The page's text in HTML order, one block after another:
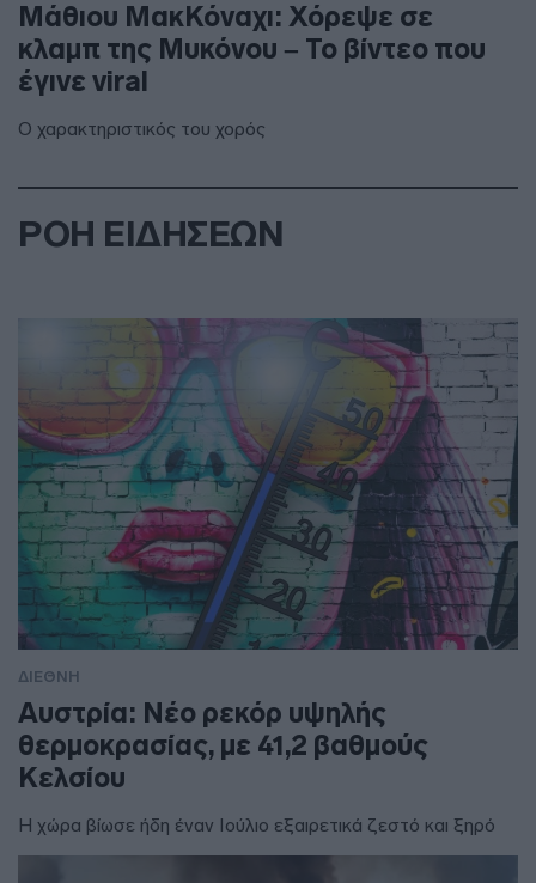
Μάθιου ΜακΚόναχι: Χόρεψε σε
κλαμπ της Μυκόνου – Το βίντεο που
έγινε viral
Ο χαρακτηριστικός του χορός
ΡΟΗ ΕΙΔΗΣΕΩΝ
ΔΙΕΘΝΗ
Αυστρία: Νέο ρεκόρ υψηλής
θερμοκρασίας, με 41,2 βαθμούς
Κελσίου
Η χώρα βίωσε ήδη έναν Ιούλιο εξαιρετικά ζεστό και ξηρό